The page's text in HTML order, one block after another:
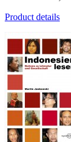
Product details